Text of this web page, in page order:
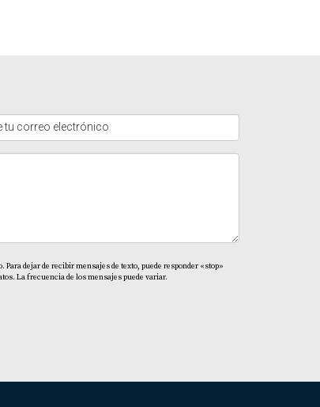
dejar de recibir mensajes de texto, puede responder «stop»
La frecuencia de los mensajes puede variar.